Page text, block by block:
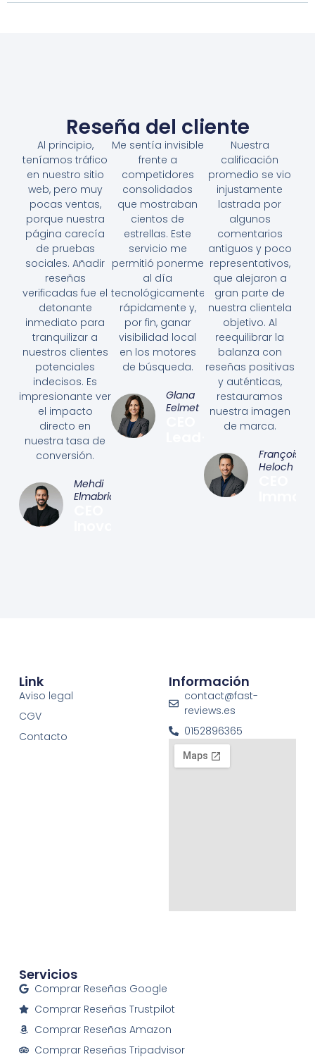
Reseña del cliente
Al principio,
teníamos tráfico
en nuestro sitio
web, pero muy
pocas ventas,
porque nuestra
página carecía
de pruebas
sociales. Añadir
reseñas
verificadas fue el
detonante
inmediato para
tranquilizar a
nuestros clientes
potenciales
indecisos. Es
impresionante ver
el impacto
directo en
nuestra tasa de
conversión.
Mehdi
Elmabrick
Me sentía invisible
frente a
competidores
consolidados
que mostraban
cientos de
estrellas. Este
servicio me
permitió ponerme
al día
tecnológicamente
rápidamente y,
por fin, ganar
visibilidad local
en los motores
de búsqueda.
Glana
Eelmet
Nuestra
calificación
promedio se vio
injustamente
lastrada por
algunos
comentarios
antiguos y poco
representativos,
que alejaron a
gran parte de
nuestra clientela
objetivo. Al
reequilibrar la
balanza con
reseñas positivas
y auténticas,
restauramos
nuestra imagen
de marca.
François
Heloch
Link
Aviso legal
CGV
Contacto
Información
contact@fast-
reviews.es
0152896365
Servicios
Comprar Reseñas Google
Comprar Reseñas Trustpilot
Comprar Reseñas Amazon
Comprar Reseñas Tripadvisor